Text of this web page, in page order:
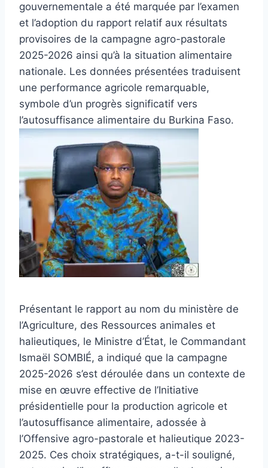
gouvernementale a été marquée par l’examen
et l’adoption du rapport relatif aux résultats
provisoires de la campagne agro-pastorale
2025-2026 ainsi qu’à la situation alimentaire
nationale. Les données présentées traduisent
une performance agricole remarquable,
symbole d’un progrès significatif vers
l’autosuffisance alimentaire du Burkina Faso.
Présentant le rapport au nom du ministère de
l’Agriculture, des Ressources animales et
halieutiques, le Ministre d’État, le Commandant
Ismaël SOMBIÉ, a indiqué que la campagne
2025-2026 s’est déroulée dans un contexte de
mise en œuvre effective de l’Initiative
présidentielle pour la production agricole et
l’autosuffisance alimentaire, adossée à
l’Offensive agro-pastorale et halieutique 2023-
2025. Ces choix stratégiques, a-t-il souligné,